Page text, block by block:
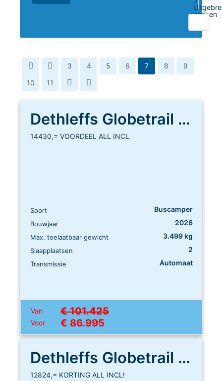
zoeken
3 4 5 6 7 8
9
10
11
Dethleffs Globetrail 600 DS
14430,= VOORDEEL ALL INCL
Soort Buscamper
Bouwjaar 2026
Max. toelaatbaar gewicht 3.499 kg
Slaapplaatsen 2
Transmissie Automaat
Van € 101.425
Voor € 86.995
Dethleffs Globetrail 640 ES
12824,= KORTING ALL INCL!